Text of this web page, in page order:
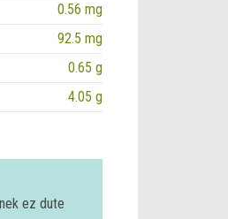
0.56 mg
92.5 mg
0.65 g
4.05 g
ez dute